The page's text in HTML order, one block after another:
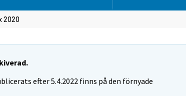
2020
efter 5.4.2022 finns på den förnyade